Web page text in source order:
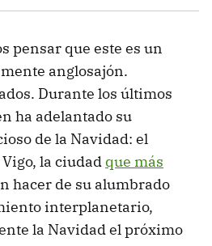
pensar que este es un
anglosajón.
Durante los últimos
ha adelantado su
de la Navidad: el
la ciudad que más
hacer de su alumbrado
interplanetario,
la Navidad el próximo